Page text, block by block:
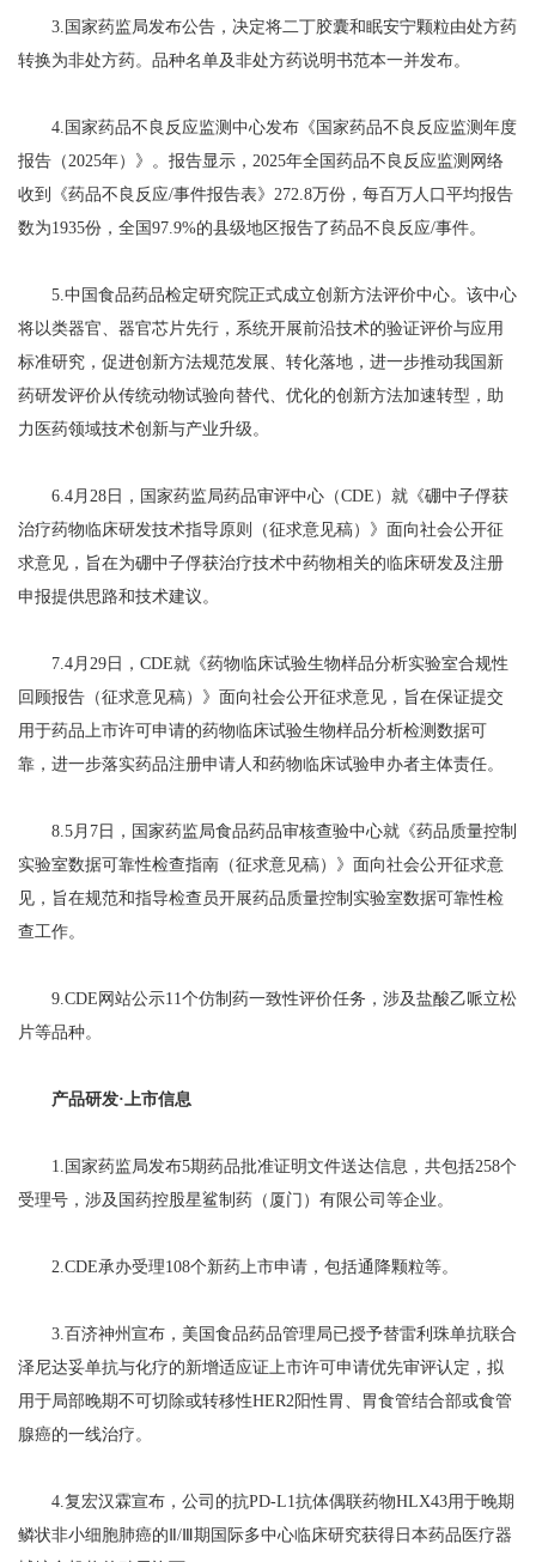
3.国家药监局发布公告，决定将二丁胶囊和眠安宁颗粒由处方药
转换为非处方药。品种名单及非处方药说明书范本一并发布。
4.国家药品不良反应监测中心发布《国家药品不良反应监测年度
报告（2025年）》。报告显示，2025年全国药品不良反应监测网络
收到《药品不良反应/事件报告表》272.8万份，每百万人口平均报告
数为1935份，全国97.9%的县级地区报告了药品不良反应/事件。
5.中国食品药品检定研究院正式成立创新方法评价中心。该中心
将以类器官、器官芯片先行，系统开展前沿技术的验证评价与应用
标准研究，促进创新方法规范发展、转化落地，进一步推动我国新
药研发评价从传统动物试验向替代、优化的创新方法加速转型，助
力医药领域技术创新与产业升级。
6.4月28日，国家药监局药品审评中心（CDE）就《硼中子俘获
治疗药物临床研发技术指导原则（征求意见稿）》面向社会公开征
求意见，旨在为硼中子俘获治疗技术中药物相关的临床研发及注册
申报提供思路和技术建议。
7.4月29日，CDE就《药物临床试验生物样品分析实验室合规性
回顾报告（征求意见稿）》面向社会公开征求意见，旨在保证提交
用于药品上市许可申请的药物临床试验生物样品分析检测数据可
靠，进一步落实药品注册申请人和药物临床试验申办者主体责任。
8.5月7日，国家药监局食品药品审核查验中心就《药品质量控制
实验室数据可靠性检查指南（征求意见稿）》面向社会公开征求意
见，旨在规范和指导检查员开展药品质量控制实验室数据可靠性检
查工作。
9.CDE网站公示11个仿制药一致性评价任务，涉及盐酸乙哌立松
片等品种。
产品研发·上市信息
1.国家药监局发布5期药品批准证明文件送达信息，共包括258个
受理号，涉及国药控股星鲨制药（厦门）有限公司等企业。
2.CDE承办受理108个新药上市申请，包括通降颗粒等。
3.百济神州宣布，美国食品药品管理局已授予替雷利珠单抗联合
泽尼达妥单抗与化疗的新增适应证上市许可申请优先审评认定，拟
用于局部晚期不可切除或转移性HER2阳性胃、胃食管结合部或食管
腺癌的一线治疗。
4.复宏汉霖宣布，公司的抗PD-L1抗体偶联药物HLX43用于晚期
鳞状非小细胞肺癌的Ⅱ/Ⅲ期国际多中心临床研究获得日本药品医疗器